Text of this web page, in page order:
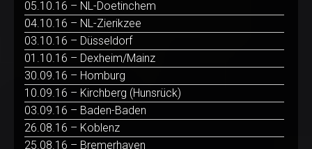
05.10.16 – NL-Doetinchem
04.10.16 – NL-Zierikzee
03.10.16 – Düsseldorf
01.10.16 – Dexheim/Mainz
30.09.16 – Homburg
10.09.16 – Kirchberg (Hunsrück)
03.09.16 – Baden-Baden
26.08.16 – Koblenz
25.08.16 – Bremerhaven